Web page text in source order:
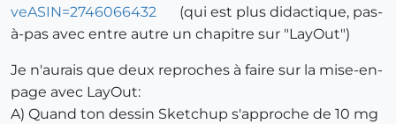
veASIN=2746066432
(qui est plus didactique, pas-
à-pas avec entre autre un chapitre sur "LayOut")
Je n'aurais que deux reproches à faire sur la mise-en-
page avec LayOut:
A) Quand ton dessin Sketchup s'approche de 10 mg